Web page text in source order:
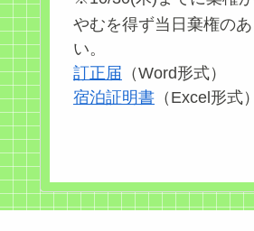
やむを得ず当日棄権の
い。
訂正届 （Word形式）
宿泊証明書 （Excel形式）